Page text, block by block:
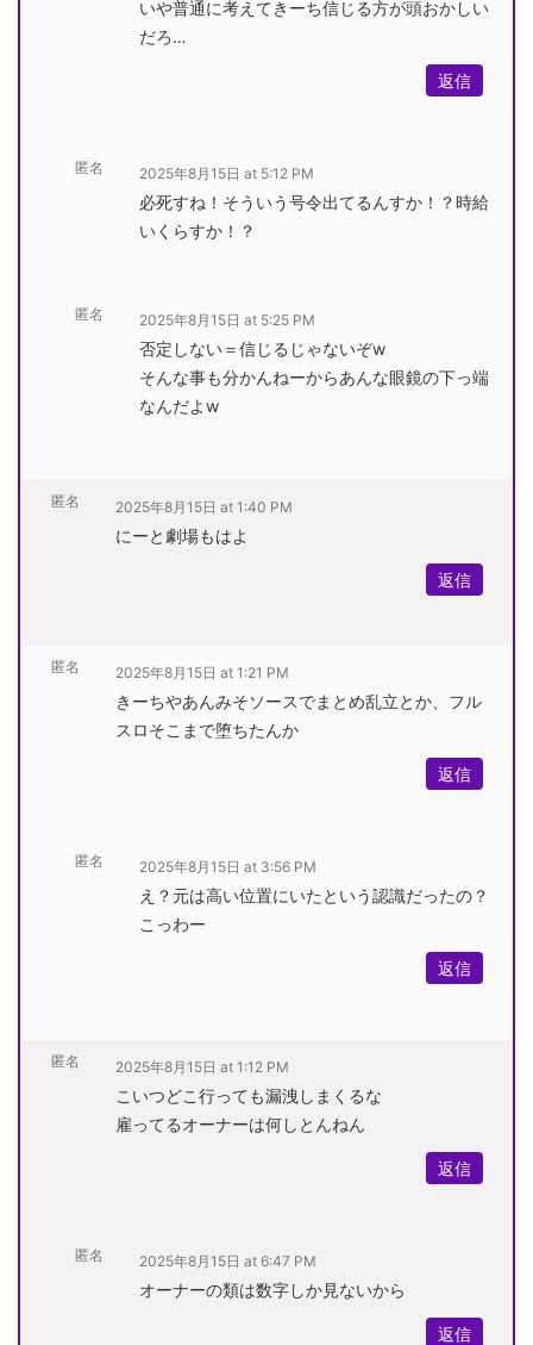
いや普通に考えてきーち信じる方が頭おかしい
だろ…
返信
匿名 2025年8月15日 at 5:12 PM
必死すね！そういう号令出てるんすか！？時給
いくらすか！？
匿名 2025年8月15日 at 5:25 PM
否定しない＝信じるじゃないぞw
そんな事も分かんねーからあんな眼鏡の下っ端
なんだよw
匿名 2025年8月15日 at 1:40 PM
にーと劇場もはよ
返信
匿名 2025年8月15日 at 1:21 PM
きーちやあんみそソースでまとめ乱立とか、フル
スロそこまで堕ちたんか
返信
匿名 2025年8月15日 at 3:56 PM
え？元は高い位置にいたという認識だったの？
こっわー
返信
匿名 2025年8月15日 at 1:12 PM
こいつどこ行っても漏洩しまくるな
雇ってるオーナーは何しとんねん
返信
匿名 2025年8月15日 at 6:47 PM
オーナーの類は数字しか見ないから
返信